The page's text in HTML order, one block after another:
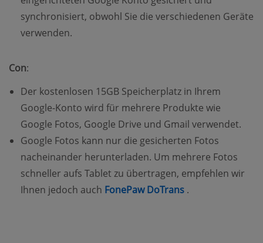
synchronisiert, obwohl Sie die verschiedenen Geräte
verwenden.
Con:
Der kostenlosen 15GB Speicherplatz in Ihrem
Google-Konto wird für mehrere Produkte wie
Google Fotos, Google Drive und Gmail verwendet.
Google Fotos kann nur die gesicherten Fotos
nacheinander herunterladen. Um mehrere Fotos
schneller aufs Tablet zu übertragen, empfehlen wir
Ihnen jedoch auch FonePaw DoTrans (opens new
.